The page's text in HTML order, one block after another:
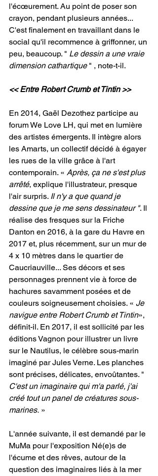
l'écœurement. Au point de poser son
crayon, pendant plusieurs années...
C'est finalement en travaillant dans le
social qu'il recommence à griffonner, un
peu, beaucoup. " Le dessin a une vraie
dimension cathartique " , note-t-il.
<< Entre Robert Crumb et Tintin >>
En 2014, Gaël Dezothez participe au
forum We Love LH, qui met en lumière
des artistes émergents. Il intègre alors
les Amarts, un collectif décidé à égayer
les rues de la ville grâce à l'art
contemporain. « Après, ça ne s'est plus
arrêté, explique l'illustrateur, presque
l'air surpris. Il n'y a que quand je
dessine que je me sens dessinateur ". Il
réalise des fresques sur la Friche
Danton en 2016, à la gare du Havre en
2017 et, plus récemment, sur un mur de
4 x 10 mètres dans le quartier de
Caucriauville... Ses décors et ses
personnages prennent vie à force de
hachures savamment posées et de
couleurs soigneusement choisies. « Je
navigue entre Robert Crumb et Tintin»,
définit-il. En 2017, il est sollicité par les
éditions Vagnon pour illustrer un livre
sur le Nautilus, le célèbre sous-marin
imaginé par Jules Verne. Les planches
sont précises, délicates, envoûtantes. "
C'est un imaginaire qui m'a parlé, j'ai
créé tout un panel de créatures sous-
marines. »
L'année suivante, il est demandé par le
MuMa pour l'exposition Né(e)s de
l'écume et des rêves, autour de la
question des imaginaires liés à la mer